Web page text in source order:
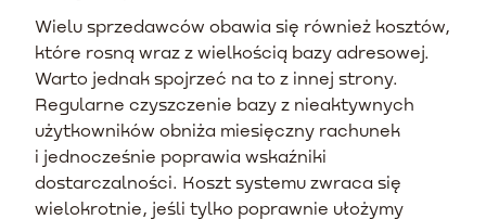
Wielu sprzedawców obawia się również kosztów,
które rosną wraz z wielkością bazy adresowej.
Warto jednak spojrzeć na to z innej strony.
Regularne czyszczenie bazy z nieaktywnych
użytkowników obniża miesięczny rachunek
i jednocześnie poprawia wskaźniki
dostarczalności. Koszt systemu zwraca się
wielokrotnie, jeśli tylko poprawnie ułożymy